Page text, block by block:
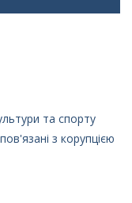
та спорту
з корупцією